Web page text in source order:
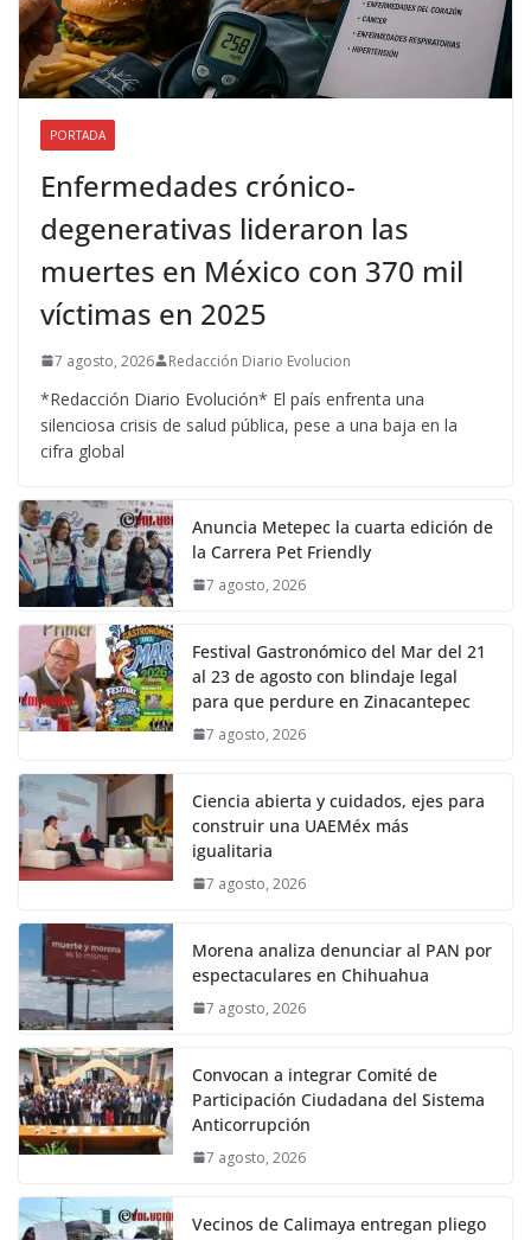
PORTADA
Enfermedades crónico-
degenerativas lideraron las
muertes en México con 370 mil
víctimas en 2025
7 agosto, 2026 Redacción Diario Evolucion
*Redacción Diario Evolución* El país enfrenta una
silenciosa crisis de salud pública, pese a una baja en la
cifra global
Anuncia Metepec la cuarta edición de
la Carrera Pet Friendly
7 agosto, 2026
Festival Gastronómico del Mar del 21
al 23 de agosto con blindaje legal
para que perdure en Zinacantepec
7 agosto, 2026
Ciencia abierta y cuidados, ejes para
construir una UAEMéx más
igualitaria
7 agosto, 2026
Morena analiza denunciar al PAN por
espectaculares en Chihuahua
7 agosto, 2026
Convocan a integrar Comité de
Participación Ciudadana del Sistema
Anticorrupción
7 agosto, 2026
Vecinos de Calimaya entregan pliego